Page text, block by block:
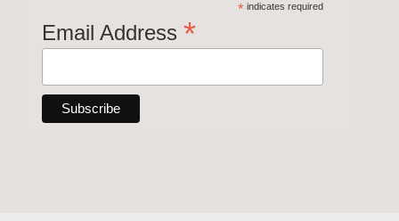
* indicates required
Email Address *